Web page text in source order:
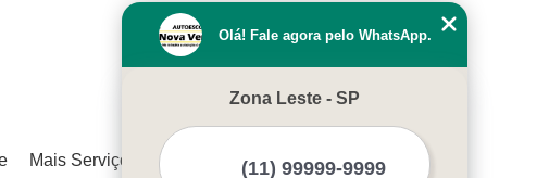
Mais Serviços
Olá! Fale agora pelo WhatsApp.
Zona Leste - SP